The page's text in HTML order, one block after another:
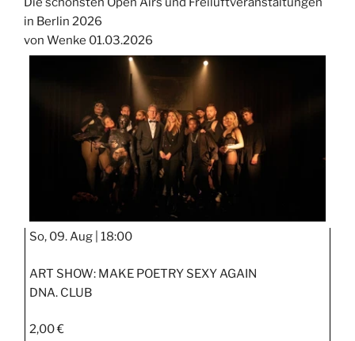
in Berlin 2026
von Wenke 01.03.2026
So, 09. Aug | 18:00
ART SHOW: MAKE POETRY SEXY AGAIN
DNA. CLUB
2,00 €